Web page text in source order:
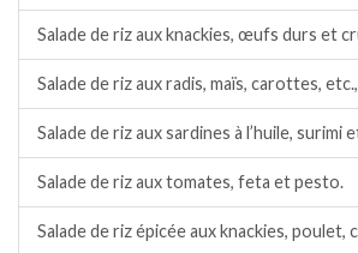
Salade de riz aux knackies, œufs durs et
Salade de riz aux radis, maïs, carottes,
Salade de riz aux sardines à l’huile, surimi
Salade de riz aux tomates, feta et pesto.
Salade de riz épicée aux knackies, poulet,